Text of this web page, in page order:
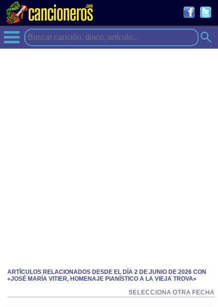
ARTÍCULOS RELACIONADOS DESDE EL DÍA 2 DE JUNIO DE 2026 CON
«JOSÉ MARÍA VITIER, HOMENAJE PIANÍSTICO A LA VIEJA TROVA»
SELECCIONA OTRA FECHA